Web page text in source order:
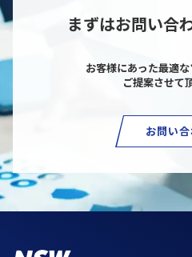
まずはお問い合
お客様にあった最適
ご提案させて
お問い